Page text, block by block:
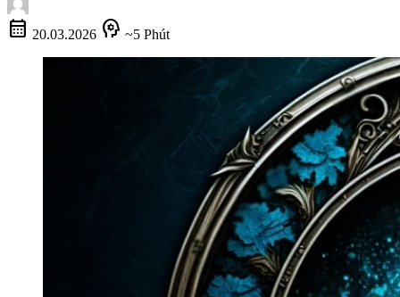
calendar_month 20.03.2026 psychology ~5 Phút